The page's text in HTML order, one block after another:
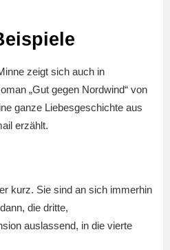
zeigt sich auch in
„Gut gegen Nordwind“ von
ganze Liebesgeschichte aus
erzählt.
kurz. Sie sind an sich immerhin
die dritte,
auslassend, in die vierte